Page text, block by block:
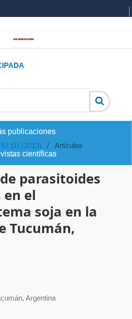
publicaciones
científicas
(1) (2013)
/ Artículos
parasitoides
el
soja en la
Tucumán,
Argentina